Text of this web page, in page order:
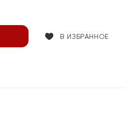
В ИЗБРАННОЕ